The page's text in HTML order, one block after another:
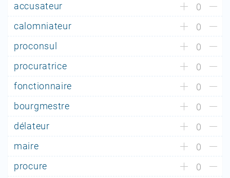
accusateur
0
calomniateur
0
proconsul
0
procuratrice
0
fonctionnaire
0
bourgmestre
0
délateur
0
maire
0
procure
0